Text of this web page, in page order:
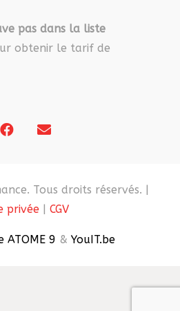
pas dans la liste
obtenir le tarif de
Tous droits réservés. |
privée | CGV
ATOME 9 & YouIT.be